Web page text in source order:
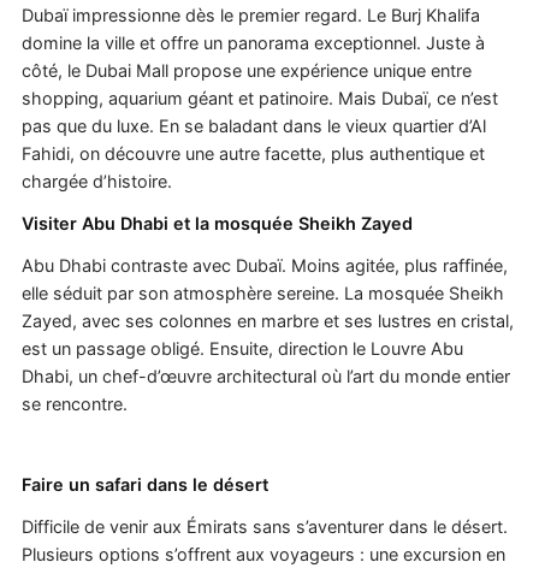
Dubaï impressionne dès le premier regard. Le Burj Khalifa
domine la ville et offre un panorama exceptionnel. Juste à
côté, le Dubai Mall propose une expérience unique entre
shopping, aquarium géant et patinoire. Mais Dubaï, ce n’est
pas que du luxe. En se baladant dans le vieux quartier d’Al
Fahidi, on découvre une autre facette, plus authentique et
chargée d’histoire.
Visiter Abu Dhabi et la mosquée Sheikh Zayed
Abu Dhabi contraste avec Dubaï. Moins agitée, plus raffinée,
elle séduit par son atmosphère sereine. La mosquée Sheikh
Zayed, avec ses colonnes en marbre et ses lustres en cristal,
est un passage obligé. Ensuite, direction le Louvre Abu
Dhabi, un chef-d’œuvre architectural où l’art du monde entier
se rencontre.
Faire un safari dans le désert
Difficile de venir aux Émirats sans s’aventurer dans le désert.
Plusieurs options s’offrent aux voyageurs : une excursion en